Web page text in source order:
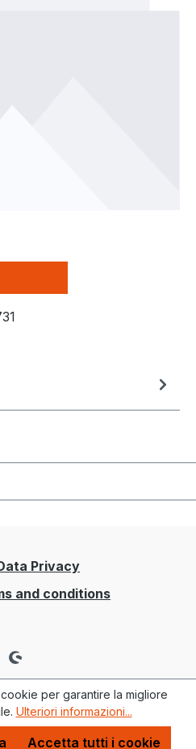
Privacy
and conditions
per garantire la migliore
Ulteriori informazioni...
Accetta tutti i cookie